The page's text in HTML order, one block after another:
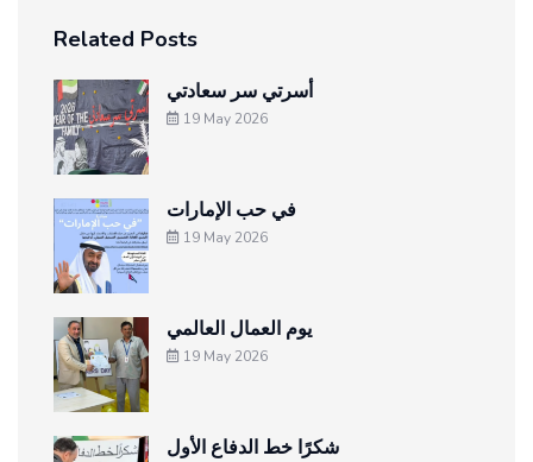
Related Posts
أسرتي سر سعادتي
19 May 2026
في حب الإمارات
19 May 2026
يوم العمال العالمي
19 May 2026
شكرًا خط الدفاع الأول